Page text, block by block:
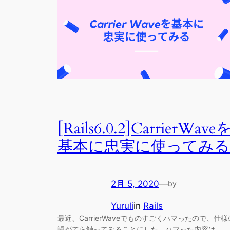
[Rails6.0.2]CarrierWave
基本に忠実に使ってみる
2月 5, 2020—by
Yuruliin Rails
最近、CarrierWaveでものすごくハマったので、仕様